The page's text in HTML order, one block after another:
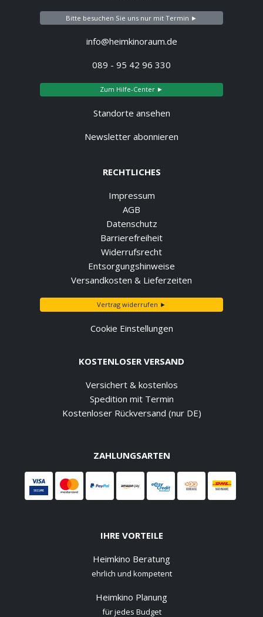
Bitte besuchen Sie uns nur mit Termin ►
info@heimkinoraum.de
089 - 95 42 96 330
Zum Hilfe-Center ►
Standorte ansehen
Newsletter abonnieren
RECHTLICHES
Impressum
AGB
Datenschutz
Barrierefreiheit
Widerrufsrecht
Entsorgungshinweise
Versandkosten & Lieferzeiten
Vertrag widerrufen ►
Cookie Einstellungen
KOSTENLOSER VERSAND
Versichert & kostenlos
Spedition mit Termin
Kostenloser Rückversand (nur DE)
ZAHLUNGSARTEN
IHRE VORTEILE
Heimkino Beratung
ehrlich und kompetent
Heimkino Planung
für jedes Budget